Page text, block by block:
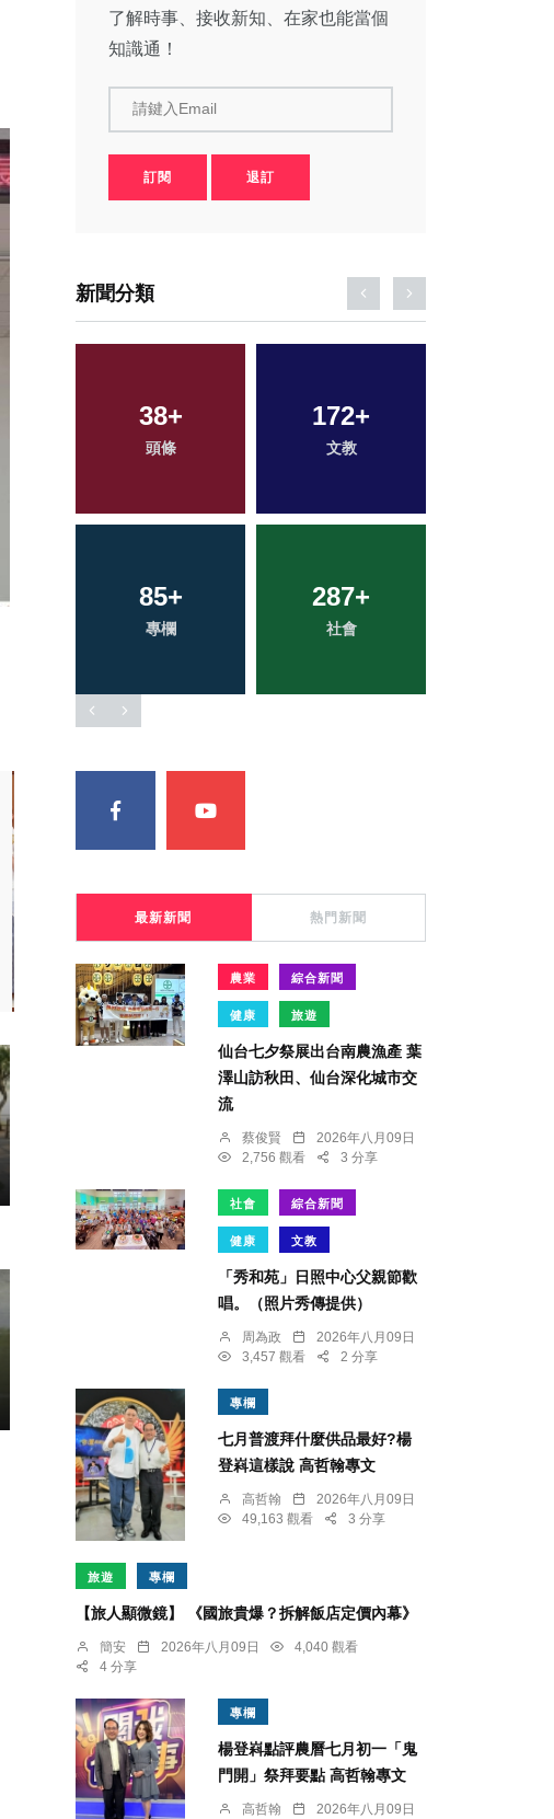
了解時事、接收新知、在家也能當個
知識通！
請鍵入Email
訂閱 退訂
新聞分類
38+
頭條
172+
文教
85+
專欄
287+
社會
525+
綜合新聞
25+
科技新知
1+
大陸
53+
農業
最新新聞 熱門新聞
農業 綜合新聞
健康 旅遊
仙台七夕祭展出台南農漁產 葉
澤山訪秋田、仙台深化城市交
流
蔡俊賢
2026年八月09日
2,756 觀看
3 分享
社會 綜合新聞
健康 文教
「秀和苑」日照中心父親節歡
唱。（照片秀傳提供）
周為政
2026年八月09日
3,457 觀看
2 分享
專欄
七月普渡拜什麼供品最好?楊
登嵙這樣說 高哲翰專文
高哲翰
2026年八月09日
49,163 觀看
3 分享
旅遊 專欄
【旅人顯微鏡】 《國旅貴爆？拆解飯店定價內幕》
簡安 2026年八月09日
4,040 觀看
4 分享
專欄
楊登嵙點評農曆七月初一「鬼
門開」祭拜要點 高哲翰專文
高哲翰
2026年八月09日